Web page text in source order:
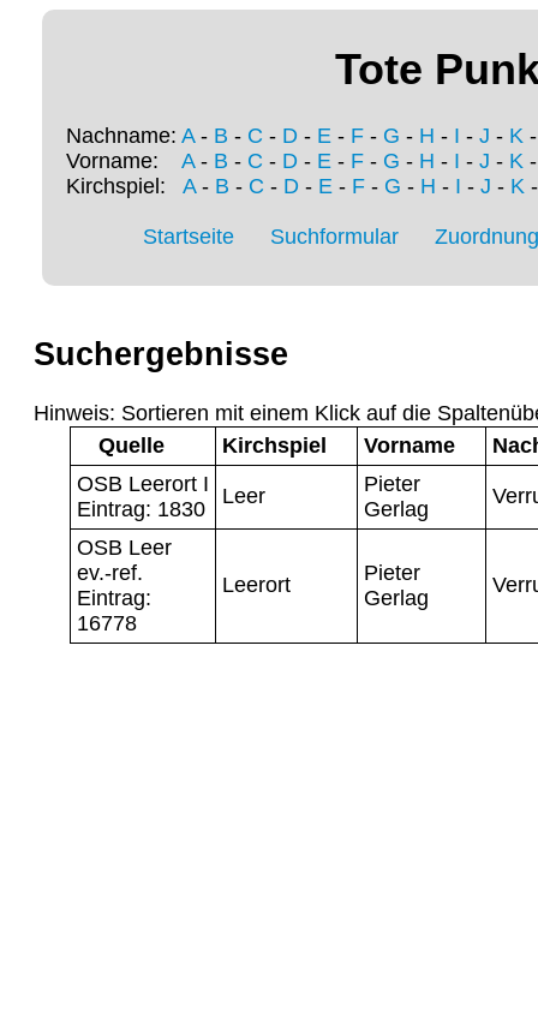
Tote
Nachname: A- B - C - D - E - F - G - H - I - J - K
Vorname: A- B - C - D - E - F - G - H - I - J - K
Kirchspiel: A- B - C - D- E- F- G - H - I - J - K
Startseite Suchformular
Suchergebnisse
Hinweis: Sortieren mit einem Klick auf die
Quelle
Kirchspiel Vorname
OSB Leerort I
Eintrag: 1830
Leer
Pieter
Gerlag
OSB Leer
ev.-ref.
Eintrag:
16778
Leerort
Pieter
Gerlag